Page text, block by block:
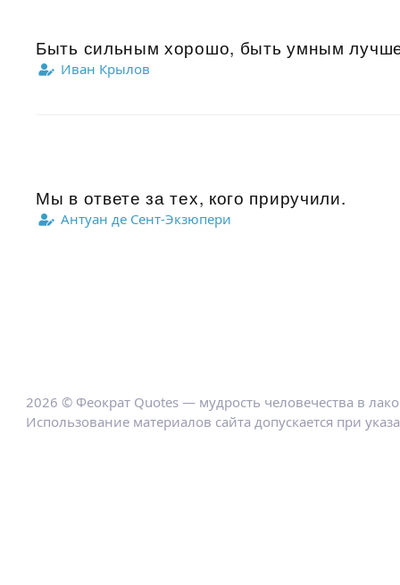
Быть сильным хорошо, быть умным
Иван Крылов
Мы в ответе за тех, кого приручили.
Антуан де Сент-Экзюпери
2026 © Феократ Quotes — мудрость человечества в
Использование материалов сайта допускается при